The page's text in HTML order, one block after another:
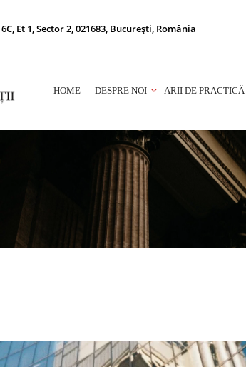
Et 1, Sector 2, 021683, București, România
HOME DESPRE NOI ARII DE PRACTICĂ